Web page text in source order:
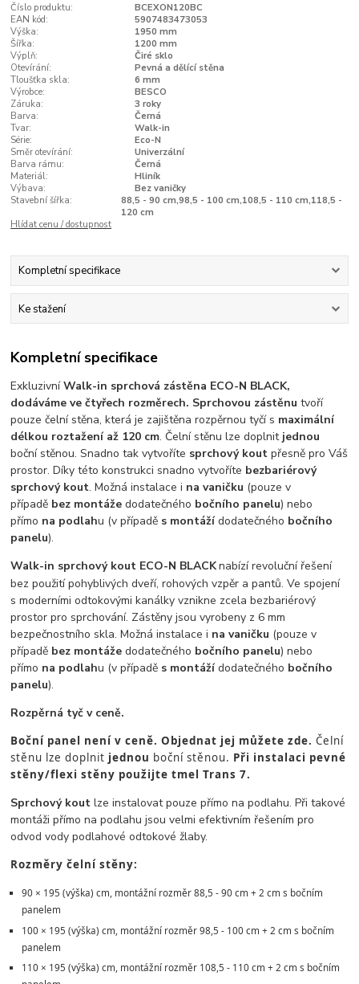
Číslo produktu:
BCEXON120BC
EAN kód:
5907483473053
Výška:
1950 mm
Šířka:
1200 mm
Výplň:
Čiré sklo
Otevírání:
Pevná a dělící stěna
Tloušťka skla:
6 mm
Výrobce:
BESCO
Záruka:
3 roky
Barva:
Černá
Tvar:
Walk-in
Série:
Eco-N
Směr otevírání:
Univerzální
Barva rámu:
Černá
Materiál:
Hliník
Výbava:
Bez vaničky
Stavební šířka:
88,5 - 90 cm,98,5 - 100 cm,108,5 - 110 cm,118,5 -
120 cm
Hlídat cenu / dostupnost
Kompletní specifikace
Ke stažení
Kompletní specifikace
ExkluzivníWalk-in sprchová zástěna ECO-N BLACK,
dodáváme ve čtyřech rozměrech. Sprchovou zástěnu tvoří
pouze čelní stěna, která je zajištěna rozpěrnou tyčí s maximální
délkou roztažení až 120 cm. Čelní stěnu lze doplnit jednou
boční stěnou. Snadno tak vytvoříte sprchový kout přesně pro Váš
prostor. Díky této konstrukci snadno vytvoříte bezbariérový
sprchový kout. Možná instalace i na vaničku (pouze v
případě bez montáže dodatečného bočního panelu) nebo
přímo na podlahu (v případě s montážídodatečného bočního
panelu).
Walk-in sprchový kout ECO-N BLACKnabízí revoluční řešení
bez použití pohyblivých dveří, rohových vzpěr a pantů. Ve spojení
s moderními odtokovými kanálky vznikne zcela bezbariérový
prostor pro sprchování. Zástěny jsou vyrobeny z 6 mm
bezpečnostního skla. Možná instalace i na vaničku (pouze v
případě bez montáže dodatečného bočního panelu) nebo
přímo na podlahu (v případě s montážídodatečného bočního
panelu).
Rozpěrná tyč v ceně.
Boční panel není v ceně. Objednat jej můžete zde.Čelní
stěnu lze doplnit jednou boční stěnou. Při instalaci pevné
stěny/flexi stěny použijte tmel Trans 7.
Sprchový koutlze instalovat pouze přímo na podlahu. Při takové
montáži přímo na podlahu jsou velmi efektivním řešením pro
odvod vody podlahové odtokové žlaby.
Rozměry čelní stěny:
90 × 195 (výška) cm, montážní rozměr 88,5 - 90 cm + 2 cm s bočním
panelem
100 × 195 (výška) cm, montážní rozměr 98,5 - 100 cm + 2 cm s bočním
panelem
110 × 195 (výška) cm, montážní rozměr 108,5 - 110 cm + 2 cm s bočním